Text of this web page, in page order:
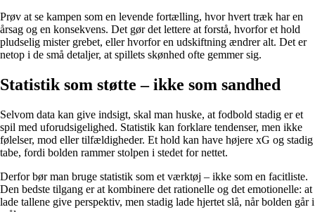
Prøv at se kampen som en levende fortælling, hvor hvert træk har en
årsag og en konsekvens. Det gør det lettere at forstå, hvorfor et hold
pludselig mister grebet, eller hvorfor en udskiftning ændrer alt. Det er
netop i de små detaljer, at spillets skønhed ofte gemmer sig.
Statistik som støtte – ikke som sandhed
Selvom data kan give indsigt, skal man huske, at fodbold stadig er et
spil med uforudsigelighed. Statistik kan forklare tendenser, men ikke
følelser, mod eller tilfældigheder. Et hold kan have højere xG og stadig
tabe, fordi bolden rammer stolpen i stedet for nettet.
Derfor bør man bruge statistik som et værktøj – ikke som en facitliste.
Den bedste tilgang er at kombinere det rationelle og det emotionelle: at
lade tallene give perspektiv, men stadig lade hjertet slå, når bolden går i